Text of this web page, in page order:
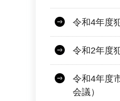
令和4年度
令和2年度
令和4年度
会議）